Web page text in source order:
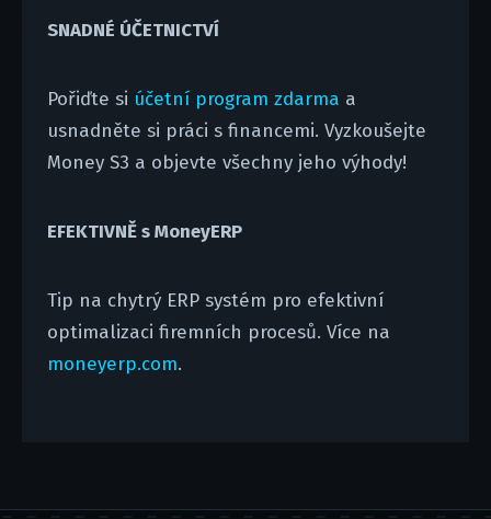
SNADNÉ ÚČETNICTVÍ
Pořiďte si účetní program zdarma a
usnadněte si práci s financemi. Vyzkoušejte
Money S3 a objevte všechny jeho výhody!
EFEKTIVNĚ s MoneyERP
Tip na chytrý ERP systém pro efektivní
optimalizaci firemních procesů. Více na
moneyerp.com.